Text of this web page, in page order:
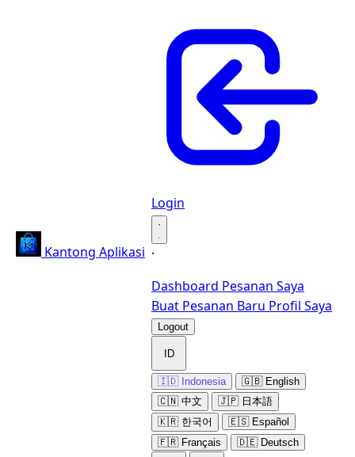
Kantong Aplikasi
Login
·
·
Dashboard Pesanan Saya
Buat Pesanan Baru Profil Saya
Logout
ID
🇮🇩 Indonesia
🇬🇧 English
🇨🇳 中文
🇯🇵 日本語
🇰🇷 한국어
🇪🇸 Español
🇫🇷 Français
🇩🇪 Deutsch